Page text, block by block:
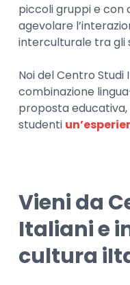
piccoli gruppi e con
agevolare
interculturale tra gli
Noi del Centro
combinazione
proposta
studenti
Vieni da
Italiani e
cultura